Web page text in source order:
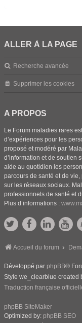
ALLER À LA PAGE
Recherche avancée
Supprimer les cookies
A PROPOS
Le Forum maladies rares
d’expériences pour les
proposé et modéré par
d’information et de soutien
aide au quotidien les
parcours de santé et de
sur les réseaux sociaux.
professionnels de santé et
Plus d’informations :
Accueil du forum
Développé par phpBB®
Style we_clearblue created
Traduction française
phpBB SiteMaker
Optimized by: phpBB SEO